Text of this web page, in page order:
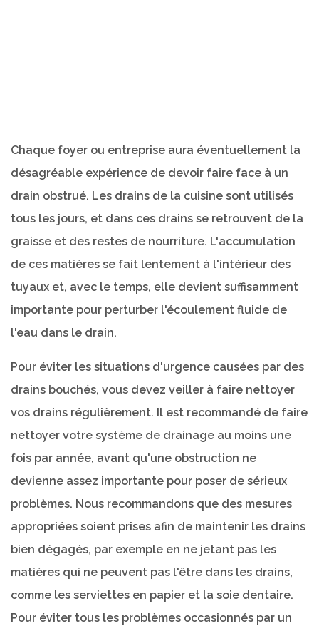
Chaque foyer ou entreprise aura éventuellement la
désagréable expérience de devoir faire face à un
drain obstrué. Les drains de la cuisine sont utilisés
tous les jours, et dans ces drains se retrouvent de la
graisse et des restes de nourriture. L'accumulation
de ces matières se fait lentement à l'intérieur des
tuyaux et, avec le temps, elle devient suffisamment
importante pour perturber l'écoulement fluide de
l'eau dans le drain.
Pour éviter les situations d'urgence causées par des
drains bouchés, vous devez veiller à faire nettoyer
vos drains régulièrement. Il est recommandé de faire
nettoyer votre système de drainage au moins une
fois par année, avant qu'une obstruction ne
devienne assez importante pour poser de sérieux
problèmes. Nous recommandons que des mesures
appropriées soient prises afin de maintenir les drains
bien dégagés, par exemple en ne jetant pas les
matières qui ne peuvent pas l'être dans les drains,
comme les serviettes en papier et la soie dentaire.
Pour éviter tous les problèmes occasionnés par un